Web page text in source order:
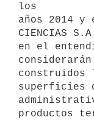
los
años 2014 y
CIENCIAS
en el
construidos
superficies
productos